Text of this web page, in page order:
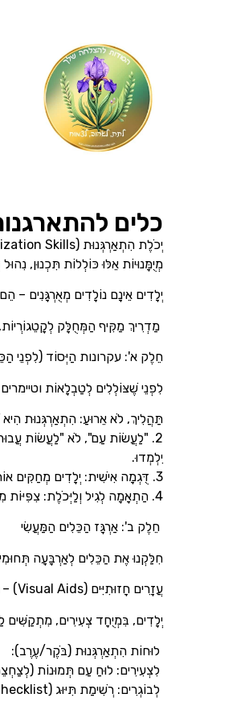
כלים
מְיֻמָּנוּיוֹת אֵלּוּ כּוֹלְלוֹת תִּכְנוּן,
יְלָדִים אֵינָם נוֹלָדִים מְאֻרְגָּנִים
מַדְרִיךְ מַקִּיף הַמְּחֻלָּק
חֵלֶק א': עקרונות הַיְּסוֹד (לִפְנֵי
לִפְנֵי שֶׁצּוֹלְלִים לְטַבְלָאוֹת
תַּהֲלִיךְ, לֹא אֵרוּעַ: הִתְאַרְגְּנוּת הִיא
2. "לַעֲשׂוֹת עַם", לֹא "לַעֲשׂוֹת
יִלְמְדוּ.
3. דֻּגְמָה אִישִׁית: יְלָדִים מְחַקִּים אוֹתָנוּ. אִם הַתִּיק שֶׁלָּנוּ זָרוּק בַּכְּנִיסָה וַאֲנַחְנוּ תָּמִיד מֵאֲחֵרִים, קָשֶׁה לִצְפּוֹת מֵהֶם לְהִתְנַהֲגוּת שׁוֹנֶה.
4. הַתְאָמָה לְגִיל וְלַיְּכֹלֶת: צִפִּיּוֹת מִיֶּלֶד בֶּן 5 שׁוֹנוֹת מִיֶּלֶד בֶּן 12. כְּמוֹ כֵּן, יְלָדִים עַם הַפְּרָעוֹת קֶשֶׁב (ADHD) זְקוּקִים לְיוֹתֵר תְּמִיכָה חִיצוֹנִית וַעֲזָרִים וִיזוּאָלִיִּים.
חֵלֶק ב': אַרְגָּז הַכֵּלִים הַמַּעֲשִׂי
חִלַּקְנוּ אֶת הַכֵּלִים לְאַרְבָּעָה
עֲזָרִים חָזוּתִיִּים (Visual Aids) – הַמּוֹחַ הַחִיצוֹנִי
יְלָדִים, בִּמְיֻחָד צְעִירִים, מִתְקַשִּׁים
לוּחוֹת הִתְאַרְגְּנוּת (בֹּקֶר/עֶרֶב):
לִצְעִירִים: לוּחַ עַם תְּמוּנוֹת
לְבוֹגְרִים: רְשִׁימַת תִּיּוּג (Checklist) כְּתֻבָּה קְצָרָה עַל הַמְּקָרֵר אוֹ עַל דֶּלֶת הַחֶדֶר.